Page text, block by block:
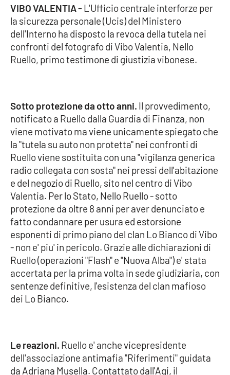
Editoriali
VIDEO
Ambiente
Cultura
Economia e Lavoro
Politica
Sanità
Società
Sport
RUBRICHE
Parchi Marini Calabria
Leggendo Alvaro insieme
VIBO VALENTIA - L'Ufficio centrale interforze per
la sicurezza personale (Ucis) del Ministero
dell'Interno ha disposto la revoca della tutela nei
confronti del fotografo di Vibo Valentia, Nello
Ruello, primo testimone di giustizia vibonese.
Sotto protezione da otto anni. Il provvedimento,
notificato a Ruello dalla Guardia di Finanza, non
viene motivato ma viene unicamente spiegato che
la "tutela su auto non protetta" nei confronti di
Ruello viene sostituita con una "vigilanza generica
radio collegata con sosta" nei pressi dell'abitazione
e del negozio di Ruello, sito nel centro di Vibo
Valentia. Per lo Stato, Nello Ruello - sotto
protezione da oltre 8 anni per aver denunciato e
fatto condannare per usura ed estorsione
esponenti di primo piano del clan Lo Bianco di Vibo
- non e' piu' in pericolo. Grazie alle dichiarazioni di
Ruello (operazioni "Flash" e "Nuova Alba") e' stata
accertata per la prima volta in sede giudiziaria, con
sentenze definitive, l'esistenza del clan mafioso
dei Lo Bianco.
Le reazioni. Ruello e' anche vicepresidente
dell'associazione antimafia "Riferimenti" guidata
da Adriana Musella. Contattato dall'Agi, il